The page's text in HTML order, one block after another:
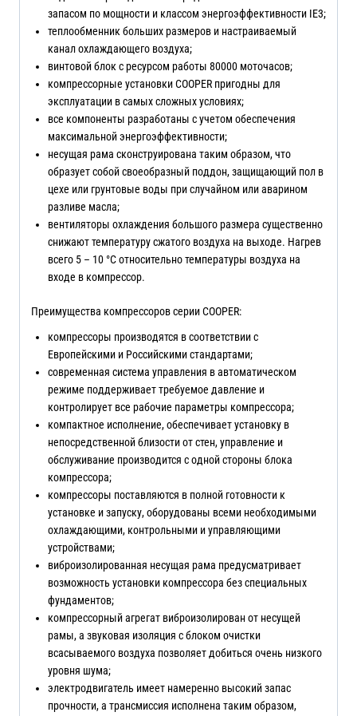
запасом по мощности и классом энергоэффективности IE3;
теплообменник больших размеров и настраиваемый
канал охлаждающего воздуха;
винтовой блок с ресурсом работы 80000 моточасов;
компрессорные установки COOPER пригодны для
эксплуатации в самых сложных условиях;
все компоненты разработаны с учетом обеспечения
максимальной энергоэффективности;
несущая рама сконструирована таким образом, что
образует собой своеобразный поддон, защищающий пол в
цехе или грунтовые воды при случайном или аварином
разливе масла;
вентиляторы охлаждения большого размера существенно
снижают температуру сжатого воздуха на выходе. Нагрев
всего 5 – 10 °С относительно температуры воздуха на
входе в компрессор.
Преимущества компрессоров серии COOPER:
компрессоры производятся в соответствии с
Европейскими и Российскими стандартами;
современная система управления в автоматическом
режиме поддерживает требуемое давление и
контролирует все рабочие параметры компрессора;
компактное исполнение, обеспечивает установку в
непосредственной близости от стен, управление и
обслуживание производится с одной стороны блока
компрессора;
компрессоры поставляются в полной готовности к
установке и запуску, оборудованы всеми необходимыми
охлаждающими, контрольными и управляющими
устройствами;
виброизолированная несущая рама предусматривает
возможность установки компрессора без специальных
фундаментов;
компрессорный агрегат виброизолирован от несущей
рамы, а звуковая изоляция с блоком очистки
всасываемого воздуха позволяет добиться очень низкого
уровня шума;
электродвигатель имеет намеренно высокий запас
прочности, а трансмиссия исполнена таким образом,